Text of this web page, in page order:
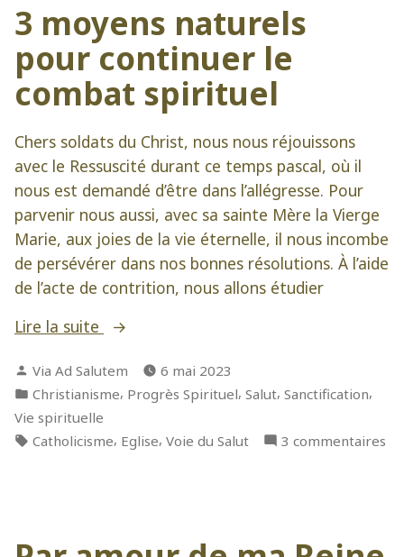
3 moyens naturels
pour continuer le
combat spirituel
Chers soldats du Christ, nous nous réjouissons
avec le Ressuscité durant ce temps pascal, où il
nous est demandé d’être dans l’allégresse. Pour
parvenir nous aussi, avec sa sainte Mère la Vierge
Marie, aux joies de la vie éternelle, il nous incombe
de persévérer dans nos bonnes résolutions. À l’aide
de l’acte de contrition, nous allons étudier
Lire la suite
« 3
naturels
pour
le
Publié
par
Via Ad Salutem
6 mai 2023
Publié
dans
Christianisme, Progrès Spirituel, Salut, Sanctification,
Vie spirituelle
Étiquettes :
Catholicisme, Eglise, Voie du Salut 3 commentaires